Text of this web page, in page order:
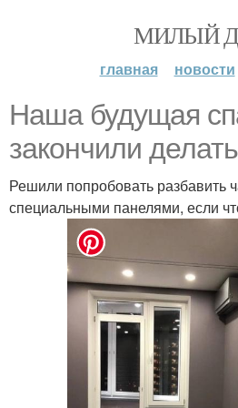
МИЛЫЙ
главная новости
Наша будущая
закончили
Решили попробовать разбавить
специальными панелями, если